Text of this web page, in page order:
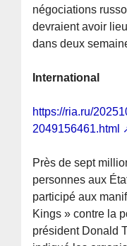
négociations
devraient avoir
dans deux
International
https://ria.ru/
2049156461.html
Près de sept
personnes aux
participé aux
Kings » contre la
président Donald